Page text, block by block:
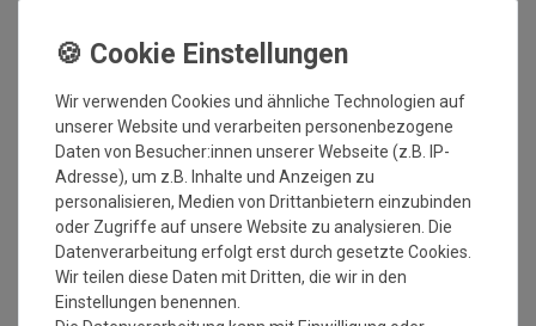
Fussmatte wash+dry Design
Coralis 60x140 cm
Grundpreis:109,95 €/
Stück
inkl. ges. MwSt.
Sonnenglück 85 cm rund
Grundpreis:119,95 €
inkl. ges. MwSt.
Versandkostenfrei*
NEU
Wir verwenden Cookies und ähnliche Technologien auf
unserer Website und verarbeiten personenbezogene
Daten von Besucher:innen unserer Webseite (z.B. IP-
Adresse), um z.B. Inhalte und Anzeigen zu
personalisieren, Medien von Drittanbietern einzubinden
oder Zugriffe auf unsere Website zu analysieren. Die
Datenverarbeitung erfolgt erst durch gesetzte Cookies.
Wir teilen diese Daten mit Dritten, die wir in den
Einstellungen benennen.